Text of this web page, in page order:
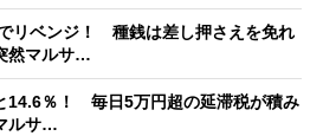
リベンジ！ 種銭は差し押さえを免れ
然マルサ…
14.6％！ 毎日5万円超の延滞税が積み
ルサ…